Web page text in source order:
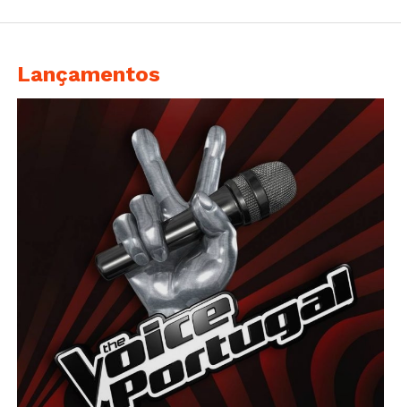
Lançamentos